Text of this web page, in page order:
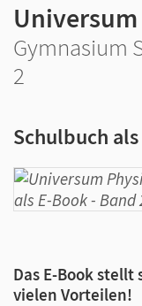
Gymnasium
2
Schulbuch
Das E-Book
vielen Vorteilen!